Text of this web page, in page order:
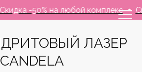
-50% на любой комплекс
ЛАЗЕР